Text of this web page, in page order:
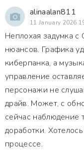
alinaalan811
11 January 2026
Неплохая задумка
нюансов. Графика
киберпанка, а
управление
персонажи не
драйв. Может, с
сейчас наблюдение
доработки.
процессе.